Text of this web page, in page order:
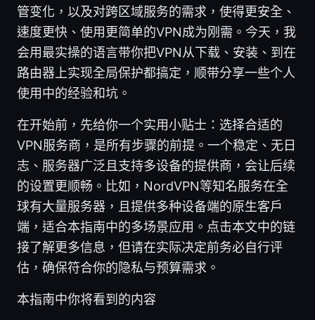
管变化，以及对跨区域服务的需求，使得更安全、
速度更快、使用更简单的VPN成为刚需。今天，我
会用最实操的语言带你把VPN从下载、安装、到在
路由器上实现全局保护都搞定，顺带分享一些个人
使用中的经验和坑。
在开始前，先给你一个实用小贴士：选择合适的
VPN服务商，是所有步骤的前提。一个稳定、无日
志、服务器广泛且支持多设备的提供商，会让后续
的设置更顺畅。比如，NordVPN等知名服务在全
球有大量服务器，且提供多种设备端的原生客户
端，适合本指南中的多场景应用。点击本文中的链
接了解更多信息，但请在实际决定前务必自行评
估，确保符合你的隐私与预算需求。
本指南中你将看到的内容